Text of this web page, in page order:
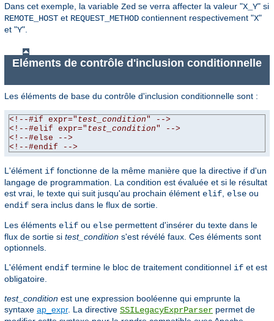
Dans cet exemple, la variable Zed se verra affecter la valeur "X_Y" si
REMOTE_HOST et REQUEST_METHOD contiennent respectivement "X"
et "Y".
Eléments de contrôle d'inclusion conditionnelle
Les éléments de base du contrôle d'inclusion conditionnelle sont :
<!--#if expr=" test_condition" -->
<!--#elif expr=" test_condition" -->
<!--#else -->
<!--#endif -->
L'élément if fonctionne de la même manière que la directive if d'un
langage de programmation. La condition est évaluée et si le résultat
est vrai, le texte qui suit jusqu'au prochain élément elif else ou
endif sera inclus dans le flux de sortie.
Les éléments elif ou else permettent d'insérer du texte dans le
flux de sortie si test_condition s'est révélé faux. Ces éléments sont
optionnels.
L'élément endif termine le bloc de traitement conditionnel if et est
obligatoire.
test_condition est une expression booléenne qui emprunte la
syntaxe ap_expr. La directive SSILegacyExprParser permet de